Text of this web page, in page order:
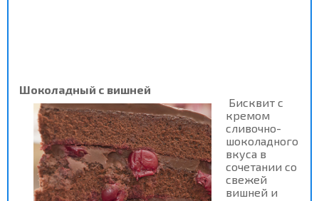
Шоколадный с вишней
Бисквит с
кремом
сливочно-
шоколадного
вкуса в
сочетании со
свежей
вишней и